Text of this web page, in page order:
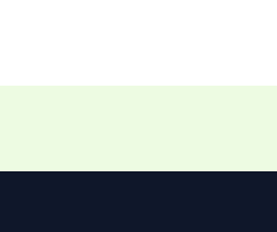
Naturel
aixois